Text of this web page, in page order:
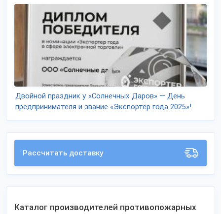
Двойной праздник у «Солнечных Даров» — День
предпринимателя и звание «Экспортёр года 2025»!
Рассчитать доставку
Каталог производителей противопожарных